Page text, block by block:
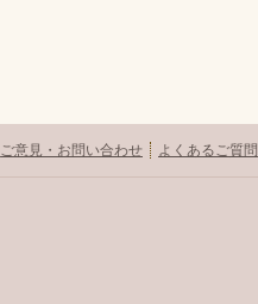
ご意見・お問い合わせ よくあるご質問